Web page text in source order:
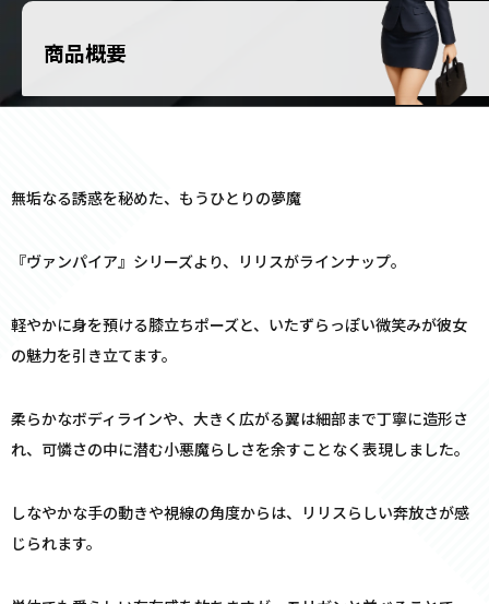
商品概要
無垢なる誘惑を秘めた、もうひとりの夢魔――
『ヴァンパイア』シリーズより、リリスがラインナップ。
軽やかに身を預ける膝立ちポーズと、いたずらっぽい微笑みが彼女
の魅力を引き立てます。
柔らかなボディラインや、大きく広がる翼は細部まで丁寧に造形さ
れ、可憐さの中に潜む小悪魔らしさを余すことなく表現しました。
しなやかな手の動きや視線の角度からは、リリスらしい奔放さが感
じられます。